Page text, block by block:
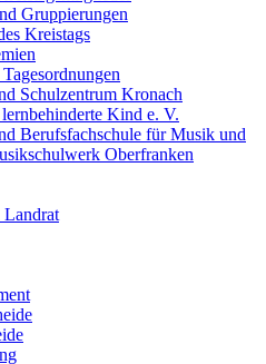
Gruppierungen
Kreistags
Schulzentrum Kronach
Kind e. V.
Berufsfachschule für Musik und
Oberfranken
Landrat